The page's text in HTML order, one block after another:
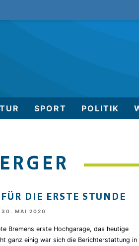
SPORT POLITIK
DIE ERSTE STUNDE
30. MAI 2020
Bremens erste Hochgarage, das heutige
ganz einig war sich die Berichterstattung in